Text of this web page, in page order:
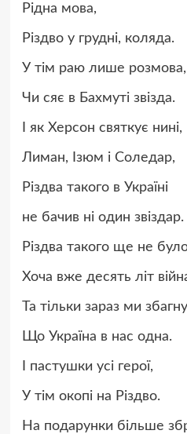
Рідна мова,
Різдво у грудні, коляда.
У тім раю лише розмова,
Чи сяє в Бахмуті звізда.
І як Херсон святкує нині,
Лиман, Ізюм і Соледар,
Різдва такого в Україні
не бачив ні один звіздар.
Різдва такого ще не
Хоча вже десять літ
Та тільки зараз ми
Що Україна в нас одна.
І пастушки усі герої,
У тім окопі на Різдво.
На подарунки більше